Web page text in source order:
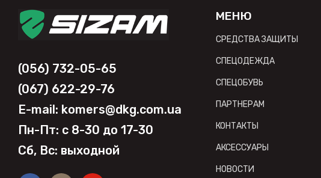
(056) 732-05-65
(067) 622-29-76
E-mail: komers@dkg.com.ua
Пн-Пт: с 8-30 до 17-30
Сб, Вс: выходной
МЕНЮ
СРЕДСТВА ЗАЩИТЫ
СПЕЦОДЕЖДА
СПЕЦОБУВЬ
ПАРТНЕРАМ
КОНТАКТЫ
АКСЕССУАРЫ
НОВОСТИ